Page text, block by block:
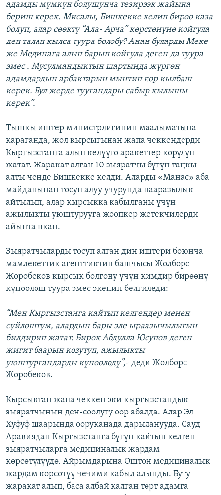
адамды мүмкүн болушунча тезирээк жайына
бериш керек. Мисалы, Бишкекке келип бирөө каза
болуп, алар сөөктү “Ала- Арча” көрстөнүнө койгула
деп талап кылса туура болобу? Анан буларды Меке
же Мединага алып барып койгула деген да туура
эмес . Мусулмандыктын шартында жүргөн
адамдардын арбактарын мынтип кор кылбаш
керек. Бул жерде туугандары сабыр кылышы
керек”.
Тышкы иштер министрлигинин маалыматына
караганда, жол кырсыгынан жапа чеккендерди
Кыргызстанга алып келүүгө аракеттер көрүлүп
жатат. Жаракат алган 10 зыяратчы бүгүн таңкы
алты ченде Бишкекке келди. Аларды «Манас» аба
майданынан тосуп алуу учурунда нааразылык
айтылып, алар кырсыкка кабылганы үчүн
ажылыкты уюштурууга жоопкер жетекчилерди
айыпташкан.
Зыяратчыларды тосуп алган дин иштери боюнча
мамлекеттик агенттиктин башчысы Жолборс
Жоробеков кырсык болгону үчүн кимдир бирөөнү
күнөөлөш туура эмес экенин белгиледи:
“Мен Кыргызстанга кайтып келгендер менен
сүйлөштүм, алардын бары эле ыраазычылыгын
билдирип жатат. Бирок Абдулла Юсупов деген
жигит баарын козутуп, ажылыкты
уюштургандарды күнөөлөдү”,- деди Жолборс
Жоробеков.
Кырсыктан жапа чеккен эки кыргызстандык
зыяратчынын ден-соолугу оор абалда. Алар Эл
Хуфуф шаарында ооруканада дарыланууда. Сауд
Аравиядан Кыргызстанга бүгүн кайтып келген
зыяратчыларга медициналык жардам
көрсөтүлүүдө. Айрымдарына Оштон медициналык
жардам көрсөтүү чечими кабыл алынды. Буту
жаракат алып, баса албай калган төрт адамга